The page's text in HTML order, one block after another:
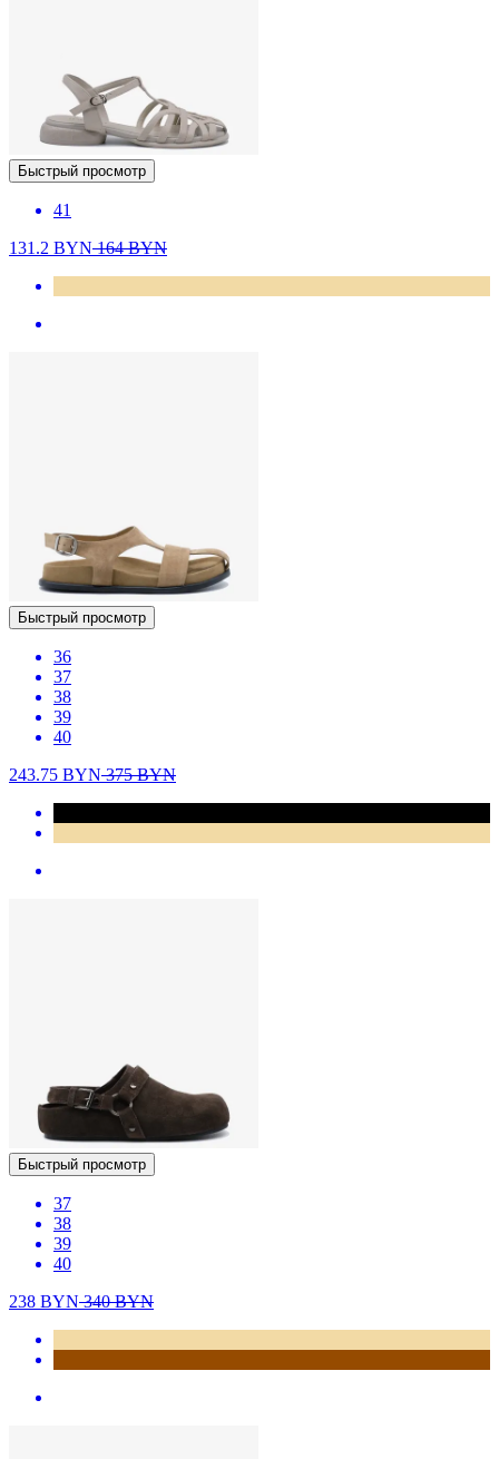
Быстрый просмотр
41
131.2 BYN164BYN
Быстрый просмотр
36
37
38
39
40
243.75 BYN375BYN
Быстрый просмотр
37
38
39
40
238 BYN340BYN